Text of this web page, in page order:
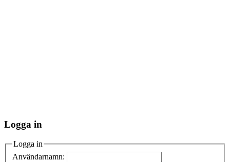
Logga in
Logga in
Användarnamn: